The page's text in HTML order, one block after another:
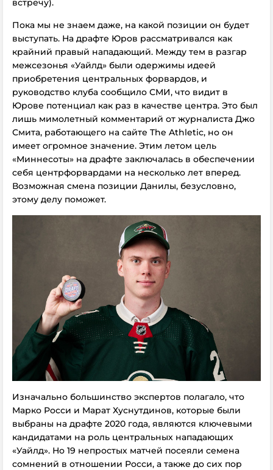
встречу).
Пока мы не знаем даже, на какой позиции он будет
выступать. На драфте Юров рассматривался как
крайний правый нападающий. Между тем в разгар
межсезонья «Уайлд» были одержимы идеей
приобретения центральных форвардов, и
руководство клуба сообщило СМИ, что видит в
Юрове потенциал как раз в качестве центра. Это был
лишь мимолетный комментарий от журналиста Джо
Смита, работающего на сайте The Athletic, но он
имеет огромное значение. Этим летом цель
«Миннесоты» на драфте заключалась в обеспечении
себя центрфорвардами на несколько лет вперед.
Возможная смена позиции Данилы, безусловно,
этому делу поможет.
Изначально большинство экспертов полагало, что
Марко Росси и Марат Хуснутдинов, которые были
выбраны на драфте 2020 года, являются ключевыми
кандидатами на роль центральных нападающих
«Уайлд». Но 19 непростых матчей посеяли семена
сомнений в отношении Росси, а также до сих пор